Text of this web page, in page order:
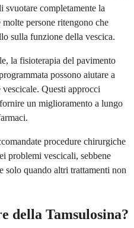
svuotare completamente la
persone ritengono che
sulla funzione della vescica.
la fisioterapia del pavimento
possono aiutare a
Questi approcci
un miglioramento a lungo
procedure chirurgiche
problemi vescicali, sebbene
solo quando altri trattamenti non
della Tamsulosina?